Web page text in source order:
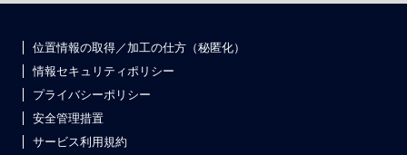
位置情報の取得／加工の仕方（秘匿化）
情報セキュリティポリシー
プライバシーポリシー
安全管理措置
サービス利用規約